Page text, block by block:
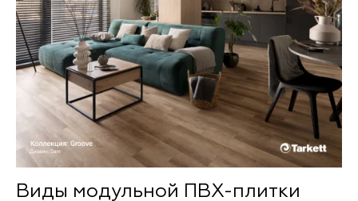
Виды модульной ПВХ-плитки